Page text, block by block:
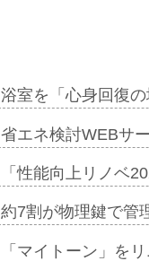
浴室を「心身回復
省エネ検討WEBサ
「性能向上リノベ
約7割が物理鍵で管
「マイトーン」を